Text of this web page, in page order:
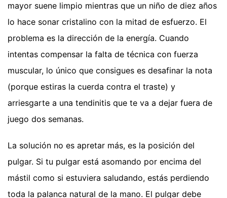
mayor suene limpio mientras que un niño de diez años
lo hace sonar cristalino con la mitad de esfuerzo. El
problema es la dirección de la energía. Cuando
intentas compensar la falta de técnica con fuerza
muscular, lo único que consigues es desafinar la nota
(porque estiras la cuerda contra el traste) y
arriesgarte a una tendinitis que te va a dejar fuera de
juego dos semanas.
La solución no es apretar más, es la posición del
pulgar. Si tu pulgar está asomando por encima del
mástil como si estuviera saludando, estás perdiendo
toda la palanca natural de la mano. El pulgar debe